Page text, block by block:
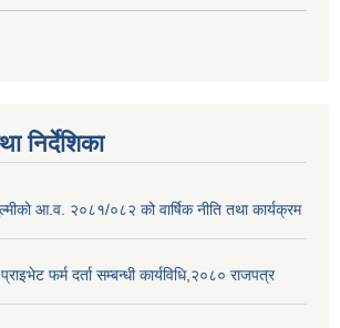
निर्देशिका
आ.व. २०८१/०८२ को वार्षिक नीति तथा कार्यक्रम
फर्म दर्ता सम्बन्धी कार्यविधि,२०८० राजपत्र